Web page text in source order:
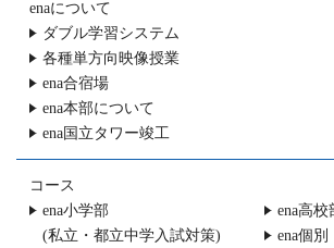
enaについて
ダブル学習システム
各種単方向映像授業
ena合宿場
ena本部について
ena国立タワー竣工
コース
ena小学部
(私立・都立中学入試対策)
ena高校
ena個別